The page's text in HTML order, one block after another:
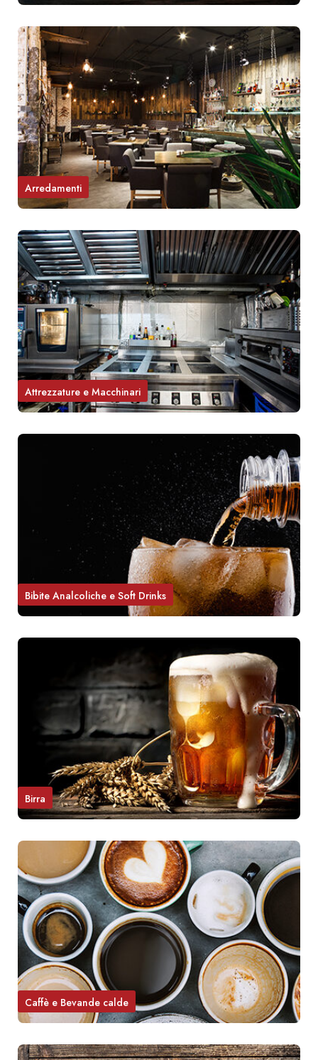
Arredamenti
Attrezzature e Macchinari
Bibite Analcoliche e Soft Drinks
Birra
Caffè e Bevande calde